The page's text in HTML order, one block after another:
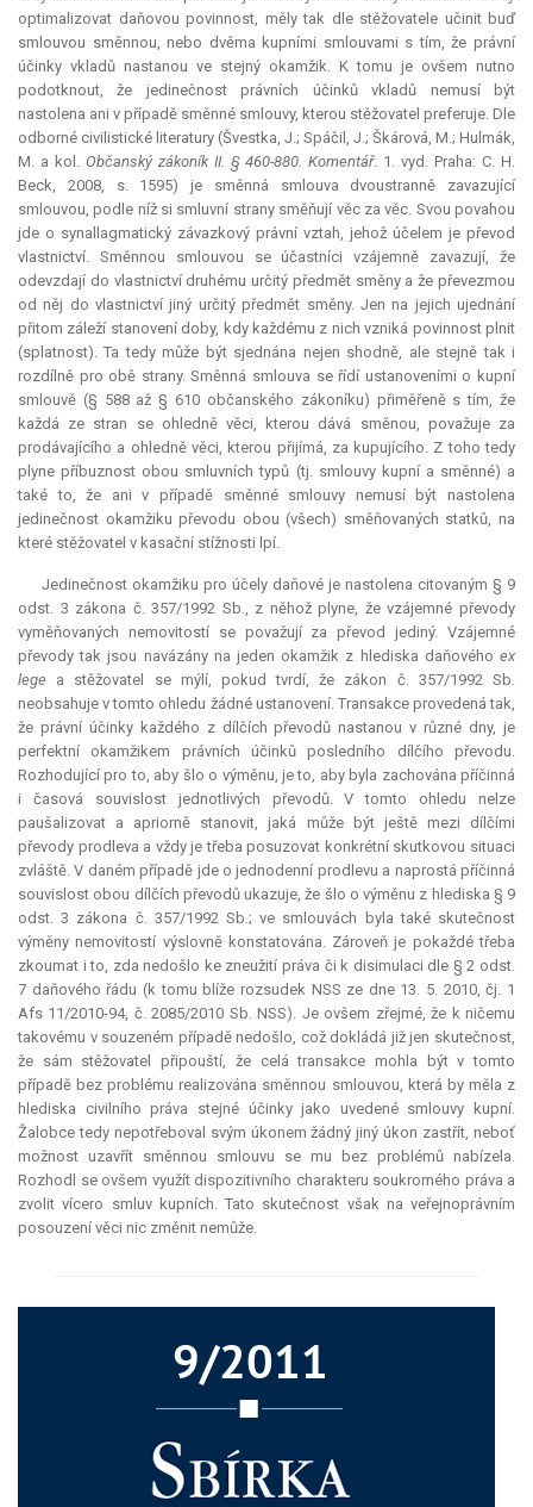
optimalizovat daňovou povinnost, měly tak dle stěžovatele učinit buď
smlouvou směnnou, nebo dvěma kupními smlouvami s tím, že právní
účinky vkladů nastanou ve stejný okamžik. K tomu je ovšem nutno
podotknout, že jedinečnost právních účinků vkladů nemusí být
nastolena ani v případě směnné smlouvy, kterou stěžovatel preferuje. Dle
odborné civilistické literatury (Švestka, J.; Spáčil, J.; Škárová, M.; Hulmák,
M. a kol. Občanský zákoník II. § 460-880. Komentář. 1. vyd. Praha: C. H.
Beck, 2008, s. 1595) je směnná smlouva dvoustranně zavazující
smlouvou, podle níž si smluvní strany směňují věc za věc. Svou povahou
jde o synallagmatický závazkový právní vztah, jehož účelem je převod
vlastnictví. Směnnou smlouvou se účastníci vzájemně zavazují, že
odevzdají do vlastnictví druhému určitý předmět směny a že převezmou
od něj do vlastnictví jiný určitý předmět směny. Jen na jejich ujednání
přitom záleží stanovení doby, kdy každému z nich vzniká povinnost plnit
(splatnost). Ta tedy může být sjednána nejen shodně, ale stejně tak i
rozdílně pro obě strany. Směnná smlouva se řídí ustanoveními o kupní
smlouvě (§ 588 až § 610 občanského zákoníku) přiměřeně s tím, že
každá ze stran se ohledně věci, kterou dává směnou, považuje za
prodávajícího a ohledně věci, kterou přijímá, za kupujícího. Z toho tedy
plyne příbuznost obou smluvních typů (tj. smlouvy kupní a směnné) a
také to, že ani v případě směnné smlouvy nemusí být nastolena
jedinečnost okamžiku převodu obou (všech) směňovaných statků, na
které stěžovatel v kasační stížnosti lpí.
Jedinečnost okamžiku pro účely daňové je nastolena citovaným § 9
odst. 3 zákona č. 357/1992 Sb., z něhož plyne, že vzájemné převody
vyměňovaných nemovitostí se považují za převod jediný. Vzájemné
převody tak jsou navázány na jeden okamžik z hlediska daňového ex
lege a stěžovatel se mýlí, pokud tvrdí, že zákon č. 357/1992 Sb.
neobsahuje v tomto ohledu žádné ustanovení. Transakce provedená tak,
že právní účinky každého z dílčích převodů nastanou v různé dny, je
perfektní okamžikem právních účinků posledního dílčího převodu.
Rozhodující pro to, aby šlo o výměnu, je to, aby byla zachována příčinná
i časová souvislost jednotlivých převodů. V tomto ohledu nelze
paušalizovat a apriorně stanovit, jaká může být ještě mezi dílčími
převody prodleva a vždy je třeba posuzovat konkrétní skutkovou situaci
zvláště. V daném případě jde o jednodenní prodlevu a naprostá příčinná
souvislost obou dílčích převodů ukazuje, že šlo o výměnu z hlediska § 9
odst. 3 zákona č. 357/1992 Sb.; ve smlouvách byla také skutečnost
výměny nemovitostí výslovně konstatována. Zároveň je pokaždé třeba
zkoumat i to, zda nedošlo ke zneužití práva či k disimulaci dle § 2 odst.
7 daňového řádu (k tomu blíže rozsudek NSS ze dne 13. 5. 2010, čj. 1
Afs 11/2010-94, č. 2085/2010 Sb. NSS). Je ovšem zřejmé, že k ničemu
takovému v souzeném případě nedošlo, což dokládá již jen skutečnost,
že sám stěžovatel připouští, že celá transakce mohla být v tomto
případě bez problému realizována směnnou smlouvou, která by měla z
hlediska civilního práva stejné účinky jako uvedené smlouvy kupní.
Žalobce tedy nepotřeboval svým úkonem žádný jiný úkon zastřít, neboť
možnost uzavřít směnnou smlouvu se mu bez problémů nabízela.
Rozhodl se ovšem využít dispozitivního charakteru soukromého práva a
zvolit vícero smluv kupních. Tato skutečnost však na veřejnoprávním
posouzení věci nic změnit nemůže.